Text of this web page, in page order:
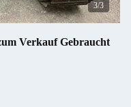
1/3
Verkauf Gebraucht